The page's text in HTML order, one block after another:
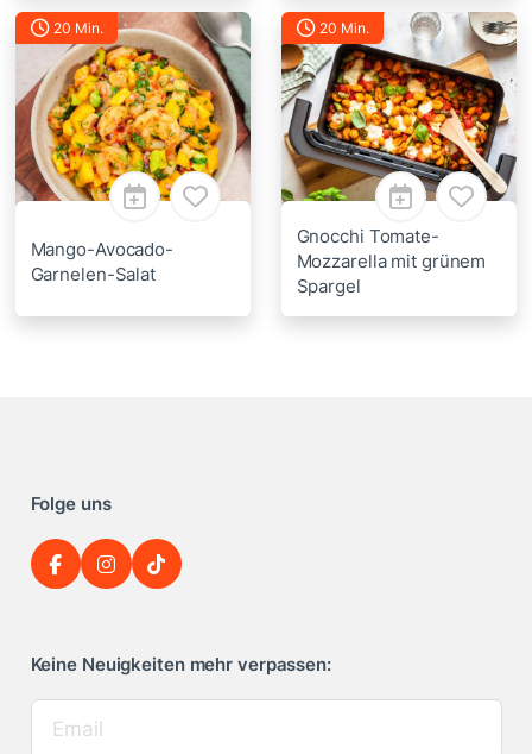
20 Min.
Mango-Avocado-
Garnelen-Salat
20 Min.
Gnocchi Tomate-
Mozzarella mit grünem
Spargel
Folge uns
Keine Neuigkeiten mehr verpassen: